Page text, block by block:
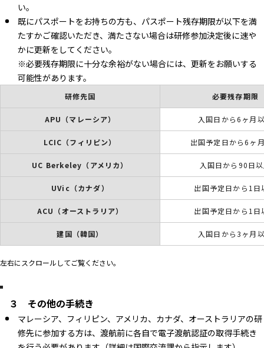
い。
既にパスポートをお持ちの方も、パスポート残存期限が以下を満
たすかご確認いただき、満たさない場合は研修参加決定後に速や
かに更新をしてください。
※必要残存期限に十分な余裕がない場合には、更新をお願いする
可能性があります。
研修先国 必要残存期限
APU（マレーシア） 入国日から6ヶ月
LCIC（フィリピン） 出国予定日から6ヶ
UC Berkeley（アメリカ） 入国日から90日
UVic（カナダ） 出国予定日から1日
ACU（オーストラリア） 出国予定日から1日
建国（韓国） 入国日から3ヶ月
左右にスクロールしてご覧ください。
３ その他の手続き
マレーシア、フィリピン、アメリカ、カナダ、オーストラリアの研
修先に参加する方は、渡航前に各自で電子渡航認証の取得手続き